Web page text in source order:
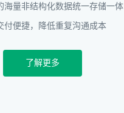
海量非结构化数据统一存储一体
付便捷，降低重复沟通成本
了解更多